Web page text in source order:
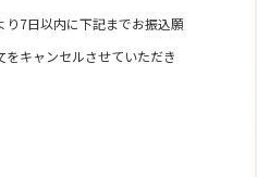
7日以内に下記までお振込願
キャンセルさせていただき